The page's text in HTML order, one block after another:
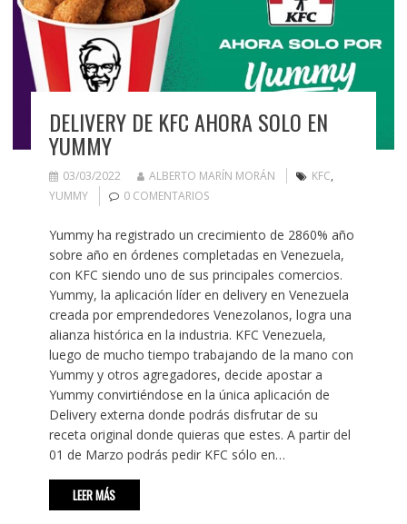
DELIVERY DE KFC AHORA SOLO EN
YUMMY
03/03/2022 ALBERTO MARÍN MORÁN KFC,
YUMMY
0 COMENTARIOS
Yummy ha registrado un crecimiento de 2860% año
sobre año en órdenes completadas en Venezuela,
con KFC siendo uno de sus principales comercios.
Yummy, la aplicación líder en delivery en Venezuela
creada por emprendedores Venezolanos, logra una
alianza histórica en la industria. KFC Venezuela,
luego de mucho tiempo trabajando de la mano con
Yummy y otros agregadores, decide apostar a
Yummy convirtiéndose en la única aplicación de
Delivery externa donde podrás disfrutar de su
receta original donde quieras que estes. A partir del
01 de Marzo podrás pedir KFC sólo en…
LEER MÁS